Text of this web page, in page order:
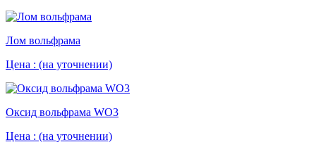
Лом вольфрама
Цена : (на уточнении)
Оксид вольфрама WO3
Цена : (на уточнении)